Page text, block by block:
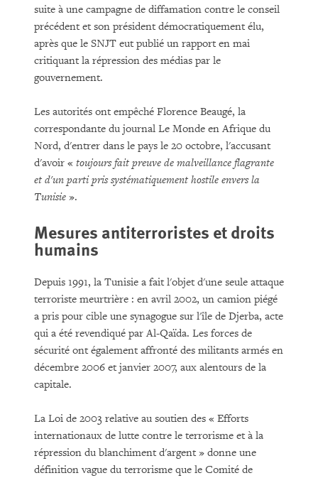
suite à une campagne de diffamation contre le conseil
précédent et son président démocratiquement élu,
après que le SNJT eut publié un rapport en mai
critiquant la répression des médias par le
gouvernement.
Les autorités ont empêché Florence Beaugé, la
correspondante du journal Le Monde en Afrique du
Nord, d'entrer dans le pays le 20 octobre, l'accusant
d'avoir « toujours fait preuve de malveillance flagrante
et d'un parti pris systématiquement hostile envers la
Tunisie ».
Mesures antiterroristes et droits
humains
Depuis 1991, la Tunisie a fait l'objet d'une seule attaque
terroriste meurtrière : en avril 2002, un camion piégé
a pris pour cible une synagogue sur l'île de Djerba, acte
qui a été revendiqué par Al-Qaïda. Les forces de
sécurité ont également affronté des militants armés en
décembre 2006 et janvier 2007, aux alentours de la
capitale.
La Loi de 2003 relative au soutien des « Efforts
internationaux de lutte contre le terrorisme et à la
répression du blanchiment d'argent » donne une
définition vague du terrorisme que le Comité de